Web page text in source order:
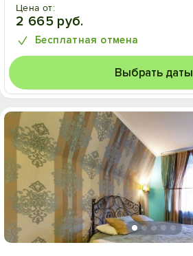
Цена от:
2 665 руб.
Бесплатная отмена
Выбрать даты